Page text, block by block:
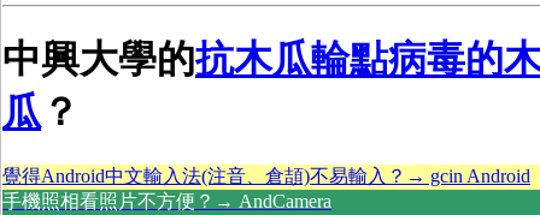
中興大學的抗木瓜輪點病毒的
瓜 ？
覺得Android中文輸入法(注音、倉頡)不易輸入？→ gcin Android
手機照相看照片不方便？→ AndCamera